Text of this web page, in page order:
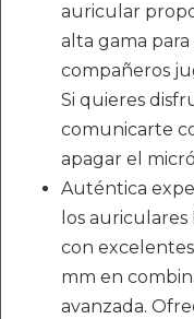
auricular
alta gama
compañeros
Si quieres
comunicarte
apagar el
Auténtica
los
con
mm en
avanzada.